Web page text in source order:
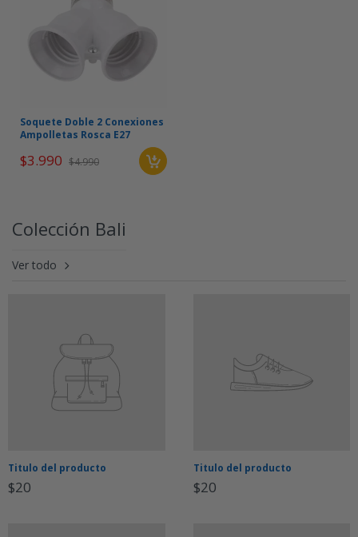
Soquete Doble 2 Conexiones
Ampolletas Rosca E27
$3.990 $4.990
Colección Bali
Ver todo
Titulo del producto
$20
Titulo del producto
$20